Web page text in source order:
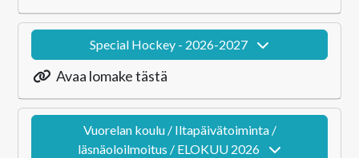
Special Hockey - 2026-2027
Avaa lomake tästä
Vuorelan koulu / Iltapäivätoiminta /
läsnäoloilmoitus / ELOKUU 2026